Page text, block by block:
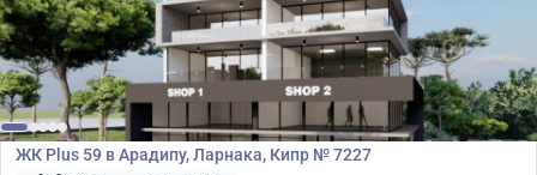
Жилой комплекс
ЖК Plus 59 в Арадипу, Ларнака, Кипр № 7227